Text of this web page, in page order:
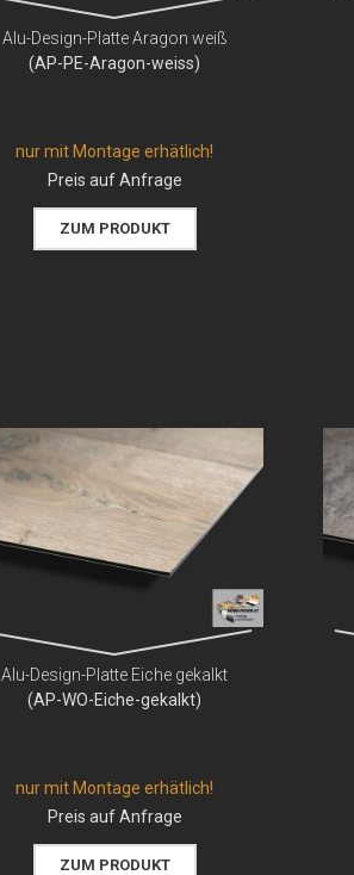
Alu-Design-Platte Aragon weiß
(AP-PE-Aragon-weiss)
nur mit Montage erhätlich!
Preis auf Anfrage
ZUM PRODUKT
Alu-Design-Platte Eiche gekalkt
(AP-WO-Eiche-gekalkt)
nur mit Montage erhätlich!
Preis auf Anfrage
ZUM PRODUKT